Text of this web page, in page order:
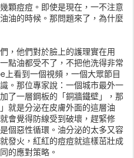
顆痘痘。即使是現在，一不注意
油的時候。那問題來了，為什麼
，他們對於臉上的護理實在用
點油都受不了，不把他洗得非常
看到一個視頻，一個大眾節目
。那位專家說：一個城市最外一
了一層鋼板的「銅牆鐵壁」，那
就是分泌在皮膚外面的這層油
會覺得防線受到破壞，趕緊修
個惡性循環。油分泌的太多又容
發火，紅紅的痘痘就這樣茁壯成
的應對策略。